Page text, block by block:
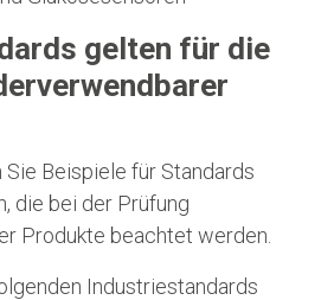
gelten für die
Beispiele für Standards
die bei der Prüfung
Produkte beachtet werden.
Industriestandards